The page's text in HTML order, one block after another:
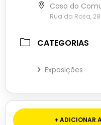
Casa do
Rua da Rosa,
CATEGORIAS
Exposições
+ ADICIONAR